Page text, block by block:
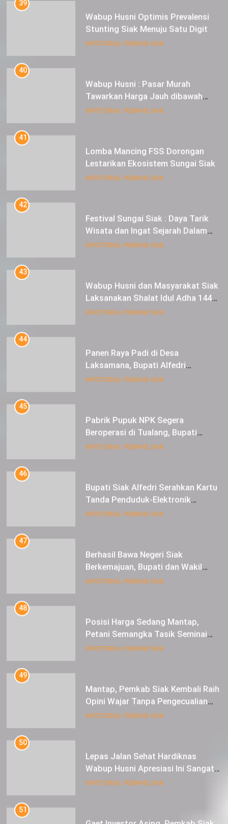
Stunting Siak Menuju Satu Digit
INFOTORIAL PEMKAB SIAK
40
Tawarkan Harga Jauh dibawah
Pasar Tradisional
INFOTORIAL PEMKAB SIAK
41
Lestarikan Ekosistem Sungai Siak
INFOTORIAL PEMKAB SIAK
42
Wisata dan Ingat Sejarah Dalam
Lestarikan Peradaban
INFOTORIAL PEMKAB SIAK
43
Laksanakan Shalat Idul Adha 1445
Hijriah di Lapangan Tugu Siak
INFOTORIAL PEMKAB SIAK
44
Laksamana, Bupati Alfedri
Serahkan 16 Unit Mesin Pompa Air
INFOTORIAL PEMKAB SIAK
45
Beroperasi di Tualang, Bupati
Alfedri Investasi ini Tingkatkan
INFOTORIAL PEMKAB SIAK
46
Tanda Penduduk-Elektronik
Kepada Pelajar SMK 1 Koto Gasib
INFOTORIAL PEMKAB SIAK
47
Berkemajuan, Bupati dan Wakil
Bupati Siak Terima Gelar Adat
INFOTORIAL PEMKAB SIAK
48
Petani Semangka Tasik Seminai
Raup Untung
INFOTORIAL PEMKAB SIAK
49
Opini Wajar Tanpa Pengecualian
ke-13 Dari BPK RI.
INFOTORIAL PEMKAB SIAK
50
Wabup Husni Apresiasi Ini Sangat
Luar Biasa
INFOTORIAL PEMKAB SIAK
51
Taja Temu Bisnis dan Siak